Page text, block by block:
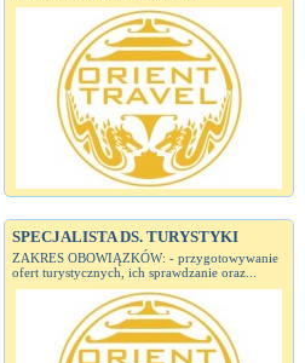
SPECJALISTA DS. TURYSTYKI
ZAKRES OBOWIĄZKÓW: - przygotowywanie
ofert turystycznych, ich sprawdzanie oraz...